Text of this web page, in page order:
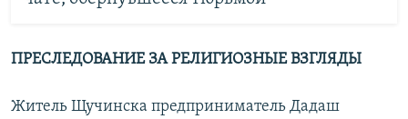
ПРЕСЛЕДОВАНИЕ ЗА РЕЛИГИОЗНЫЕ ВЗГЛЯДЫ
Житель Щучинска предприниматель Дадаш